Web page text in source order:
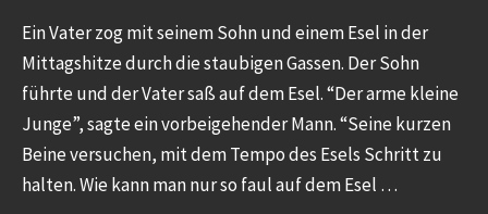
Ein Vater zog mit seinem Sohn und einem Esel in der
Mittagshitze durch die staubigen Gassen. Der Sohn
führte und der Vater saß auf dem Esel. “Der arme kleine
Junge”, sagte ein vorbeigehender Mann. “Seine kurzen
Beine versuchen, mit dem Tempo des Esels Schritt zu
halten. Wie kann man nur so faul auf dem Esel …